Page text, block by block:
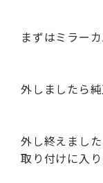
まずはミラー
外しましたら
外し終えまし
取り付けに入